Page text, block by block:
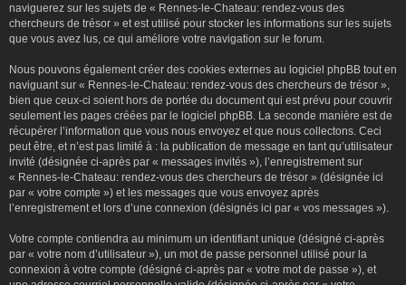
naviguerez sur les sujets de « Rennes-le-Chateau: rendez-vous des
chercheurs de trésor » et est utilisé pour stocker les informations sur les sujets
que vous avez lus, ce qui améliore votre navigation sur le forum.
Nous pouvons également créer des cookies externes au logiciel phpBB tout en
naviguant sur « Rennes-le-Chateau: rendez-vous des chercheurs de trésor »,
bien que ceux-ci soient hors de portée du document qui est prévu pour couvrir
seulement les pages créées par le logiciel phpBB. La seconde manière est de
récupérer l’information que vous nous envoyez et que nous collectons. Ceci
peut être, et n’est pas limité à : la publication de message en tant qu’utilisateur
invité (désignée ci-après par « messages invités »), l’enregistrement sur
« Rennes-le-Chateau: rendez-vous des chercheurs de trésor » (désignée ici
par « votre compte ») et les messages que vous envoyez après
l’enregistrement et lors d’une connexion (désignés ici par « vos messages »).
Votre compte contiendra au minimum un identifiant unique (désigné ci-après
par « votre nom d’utilisateur »), un mot de passe personnel utilisé pour la
connexion à votre compte (désigné ci-après par « votre mot de passe »), et